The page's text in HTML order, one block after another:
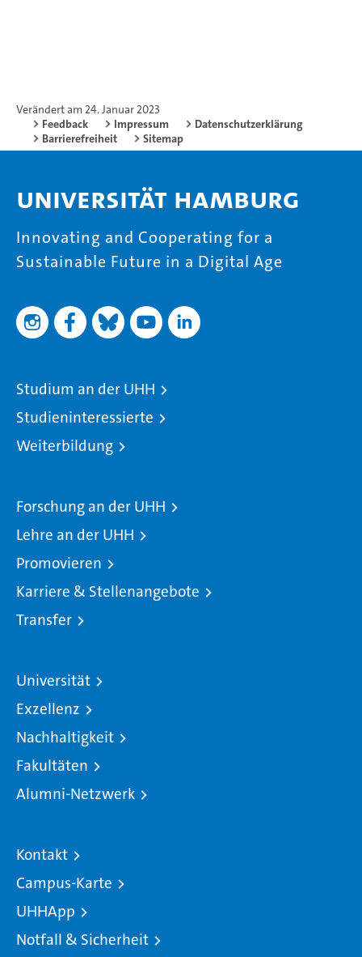
Verändert am 24. Januar 2023
Feedback
Impressum
Datenschutzerklärung
Barrierefreiheit
Sitemap
Universität Hamburg
Innovating and Cooperating for a
Sustainable Future in a Digital Age
Studium an der UHH
Studieninteressierte
Weiterbildung
Forschung an der UHH
Lehre an der UHH
Promovieren
Karriere & Stellenangebote
Transfer
Universität
Exzellenz
Nachhaltigkeit
Fakultäten
Alumni-Netzwerk
Kontakt
Campus-Karte
UHHApp
Notfall & Sicherheit